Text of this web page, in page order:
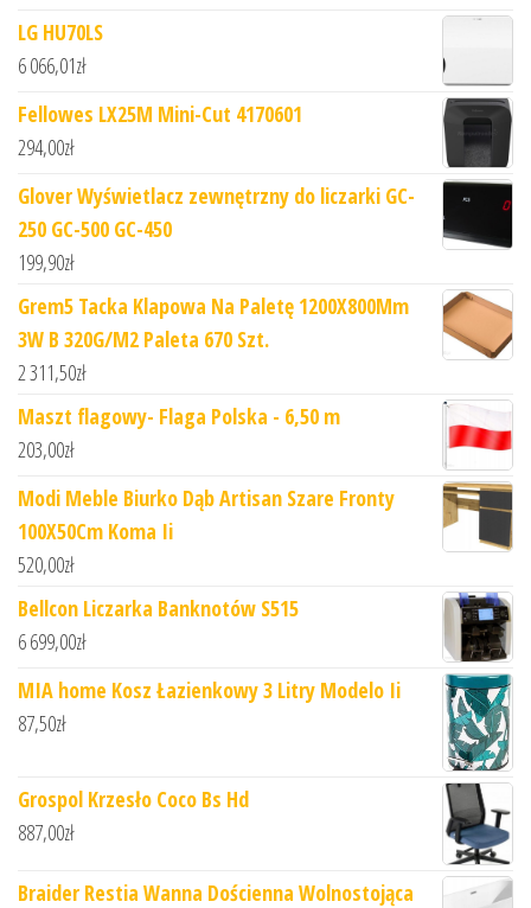
LG HU70LS
6 066,01zł
Fellowes LX25M Mini-Cut 4170601
294,00zł
Glover Wyświetlacz zewnętrzny do liczarki GC-
250 GC-500 GC-450
199,90zł
Grem5 Tacka Klapowa Na Paletę 1200X800Mm
3W B 320G/M2 Paleta 670 Szt.
2 311,50zł
Maszt flagowy- Flaga Polska - 6,50 m
203,00zł
Modi Meble Biurko Dąb Artisan Szare Fronty
100X50Cm Koma Ii
520,00zł
Bellcon Liczarka Banknotów S515
6 699,00zł
MIA home Kosz Łazienkowy 3 Litry Modelo Ii
87,50zł
Grospol Krzesło Coco Bs Hd
887,00zł
Braider Restia Wanna Dościenna Wolnostojąca